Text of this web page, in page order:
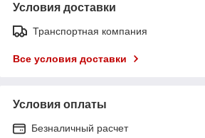
Условия доставки
Транспортная компания
Все условия доставки
Условия оплаты
Безналичный расчет